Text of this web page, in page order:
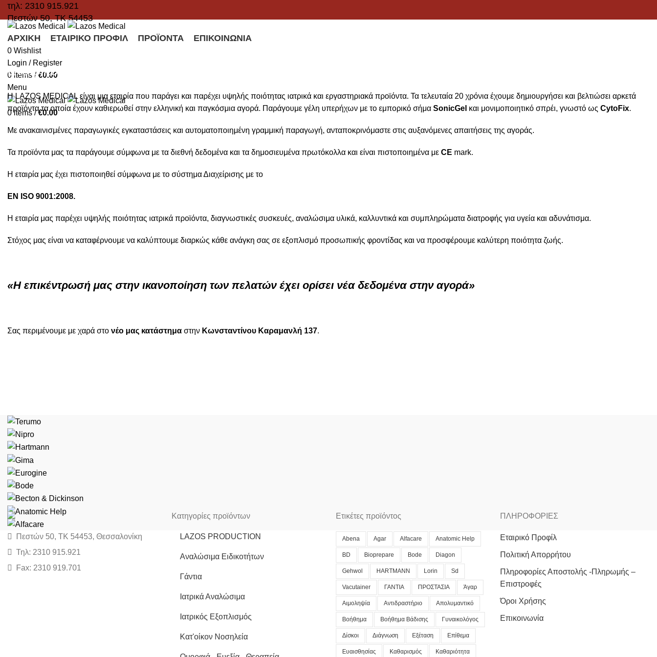
τηλ: 2310 915.921
Πεστών 50, ΤΚ 54453
ΑΡΧΙΚΉ ΕΤΑΙΡΙΚΌ ΠΡΟΦΊΛ ΠΡΟΪΌΝΤΑ ΕΠΙΚΟΙΝΩΝΊΑ
0 Wishlist
Login / Register
0 items / €0.00
Menu
0items / €0.00
Εταιρικό Προφίλ
Η LAZOS MEDICAL είναι μια εταιρία που παράγει και παρέχει υψηλής ποιότητας ιατρικά και εργαστηριακά προϊόντα. Τα τελευταία 20 χρόνια έχουμε δημιουργήσει και βελτιώσει αρκετά
προϊόντα τα οποία έχουν καθιερωθεί στην ελληνική και παγκόσμια αγορά. Παράγουμε γέλη υπερήχων με το εμπορικό σήμα SonicGel και μονιμοποιητικό σπρέι, γνωστό ως CytoFix.
Με ανακαινισμένες παραγωγικές εγκαταστάσεις και αυτοματοποιημένη γραμμική παραγωγή, ανταποκρινόμαστε στις αυξανόμενες απαιτήσεις της αγοράς.
Τα προϊόντα μας τα παράγουμε σύμφωνα με τα διεθνή δεδομένα και τα δημοσιευμένα πρωτόκολλα και είναι πιστοποιημένα με CE mark.
Η εταιρία μας έχει πιστοποιηθεί σύμφωνα με το σύστημα Διαχείρισης με το
EN ISO 9001:2008.
Η εταιρία μας παρέχει υψηλής ποιότητας ιατρικά προϊόντα, διαγνωστικές συσκευές, αναλώσιμα υλικά, καλλυντικά και συμπληρώματα διατροφής για υγεία και αδυνάτισμα.
Στόχος μας είναι να καταφέρνουμε να καλύπτουμε διαρκώς κάθε ανάγκη σας σε εξοπλισμό προσωπικής φροντίδας και να προσφέρουμε καλύτερη ποιότητα ζωής.
«Η επικέντρωσή μας στην ικανοποίηση των πελατών έχει ορίσει νέα δεδομένα στην αγορά»
Σας περιμένουμε με χαρά στο νέο μας κατάστημα στην Κωνσταντίνου Καραμανλή 137.
Πεστών 50, ΤΚ 54453, Θεσσαλονίκη
Τηλ: 2310 915.921
Fax: 2310 919.701
Κατηγορίες προϊόντων
LAZOS PRODUCTION
Αναλώσιμα Ειδικοτήτων
Γάντια
Ιατρικά Αναλώσιμα
Ιατρικός Εξοπλισμός
Κατ'οίκον Νοσηλεία
Ετικέτες προϊόντος
Abena Agar Alfacare Anatomic Help
BD Bioprepare Bode Diagon
Gehwol HARTMANN Lorin Sd
Vacutainer ΓΑΝΤΙΑ ΠΡΟΣΤΑΣΙΑ Άγαρ
Αιμοληψία Αντιδραστήριο Απολυμαντικό
Βοήθημα Βοήθημα Βάδισης Γυναικολόγος
Δίσκοι Διάγνωση Εξέταση Επίθεμα
Ευαισθησίας Καθαρισμός Καθαριότητα
ΠΛΗΡΟΦΟΡΙΕΣ
Εταιρικό Προφίλ
Πολιτική Απορρήτου
Πληροφορίες Αποστολής -Πληρωμής –
Επιστροφές
Όροι Χρήσης
Επικοινωνία